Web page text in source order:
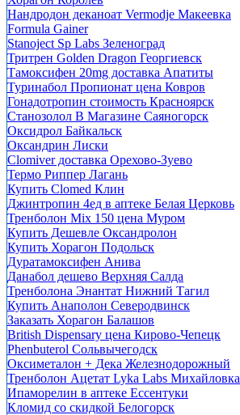
Нандродон деканоат Vermodje Макеевка
Formula Gainer
Stanoject Sp Labs Зеленоград
Тритрен Golden Dragon Георгиевск
Тамоксифен 20mg доставка Апатиты
Туринабол Пропионат цена Ковров
Гонадотропин стоимость Красноярск
Станозолол В Магазине Саяногорск
Оксидрол Байкальск
Оксандрин Лиски
Clomiver доставка Орехово-Зуево
Термо Риппер Лагань
Купить Clomed Клин
Джинтропин 4ед в аптеке Белая Церковь
Тренболон Mix 150 цена Муром
Купить Дешевле Оксандролон
Купить Хорагон Подольск
Дуратамоксифен Анива
Данабол дешево Верхняя Салда
Тренболона Энантат Нижний Тагил
Купить Анаполон Северодвинск
Заказать Хорагон Балашов
British Dispensary цена Кирово-Чепецк
Phenbuterol Сольвычегодск
Оксиметалон + Дека Железнодорожный
Тренболон Ацетат Lyka Labs Михайловка
Ипаморелин в аптеке Ессентуки
Кломид со скидкой Белогорск